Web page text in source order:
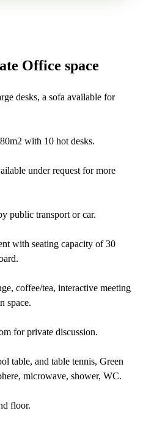
Office space
desks, a sofa available for
with 10 hot desks.
under request for more
public transport or car.
with seating capacity of 30
coffee/tea, interactive meeting
space.
for private discussion.
table, and table tennis, Green
microwave, shower, WC.
floor.